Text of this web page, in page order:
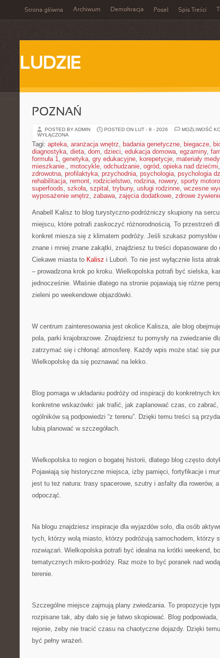
Strona główna Archiwum Demokracja Poseł Spis Treści
LUDZIE
POZNAŃ
POSTED BY ADMIN POSTED ON LUT - 8 - 2026
MOŻLIWOŚĆ
WYŁĄCZONA
Tagi: apteka, aranżacja wnętrz, badania genetyczne, biegacze,
diagnostyka, dieta, dom, dzieci, edukacja domowa, egzaminy,
formuła 1, genetyka, gry edukacyjne, korepetycje, materiały
mieszkanie., motocykle, odchudzanie, ogród, opieka nad dziećmi
zdrowotna, profilaktyka, przychodnia, psychologia, psychologia
rehabilitacja, remont, rodzicielstwo, rodzina, rowery, sporty
superfoods, szkoła, szpital , trybuny, usługi rodzinne, wczesne
wyposażenie wnętrz, zabawa, zajęcia dodatkowe, zdrowe
Anabell Kalisz to blog turystyczno-podróżniczy skupiony na
miejscu, które potrafi zaskoczyć różnorodnością. To przestrzeń
konkret miesza się z klimatem podróży. Jeśli szukasz
znane i mniej znane zakątki, znajdziesz tu treści dopasowane
Ciekawe miasta to Kalisz i Luboń. To nie jest wyłącznie lista
– prowadzona krok po kroku. Wielkopolska potrafi być sielska,
jednocześnie. Właśnie dlatego na stronie pojawiają się różne
zieleni po weekendowe objazdówki.
W centrum zainteresowania jest okolice Kalisza, ale blog
pola, parki krajobrazowe. Znajdziesz tu pomysły na zwiedzanie
zatrzymać się i chłonąć atmosferę. Każdy wpis może stać się
Wielkopolskę da się poznawać na lekko.
Blog pomaga w układaniu podróży od inspiracji do konkretnych
konkretne wskazówki: jak trafić, jak zaplanować czas, co
ogólników są podpowiedzi “z terenu”. Dzięki temu treści są
lubią planować w szczegółach.
Wielkopolska to region o bogatej historii, dlatego blog często
Pojawiają się historyczne miejsca, izby pamięci, fortyfikacje i
jest tu też natura: trasy spacerowe, szutry i asfalty dla rowerów,
odpocząć.
Na blogu znajdziesz inspiracje dla wyjazdów solo, dla osób
tych, którzy wolą miasto, którzy podróżują samochodem, którzy
rozwiązań. Wielkopolska potrafi być idealna na krótki weekend,
tematycznych mikro-podróży. Raz może to być poranek nad
terenie.
Szczególne miejsce zajmują plany zwiedzania. To propozycje
rozpisane tak, aby dało się je łatwo skopiować. Blog
rejonie, żeby nie tracić czasu na chaotyczne dojazdy. Dzięki
być pełny wrażeń.